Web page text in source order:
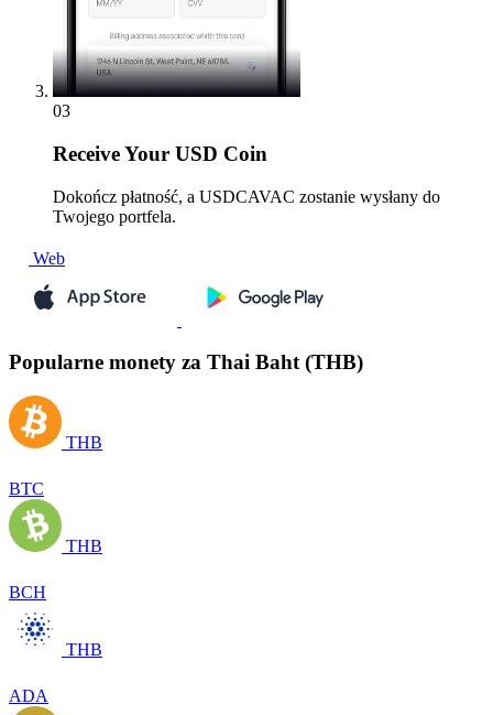
03
ReceiveYour USD Coin
Dokończ płatność, a USDCAVAC zostanie wysłany do
Twojego portfela.
Web
Popularne monety za Thai Baht (THB)
THB
BTC
THB
BCH
THB
ADA